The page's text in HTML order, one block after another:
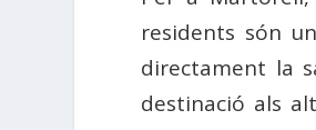
residents són
directament la
destinació als